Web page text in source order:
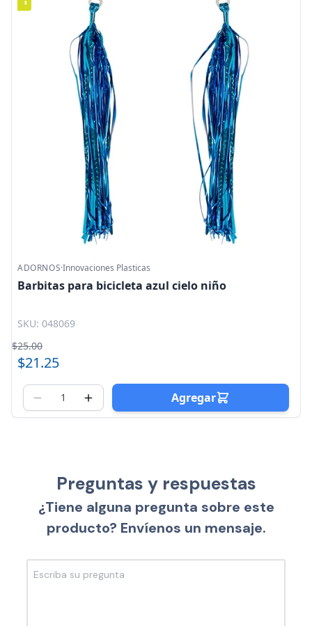
ADORNOS·Innovaciones Plasticas
Barbitas para bicicleta azul cielo niño
SKU: 048069
$25.00
$21.25
Agregar
Preguntas y respuestas
¿Tiene alguna pregunta sobre este
producto? Envíenos un mensaje.